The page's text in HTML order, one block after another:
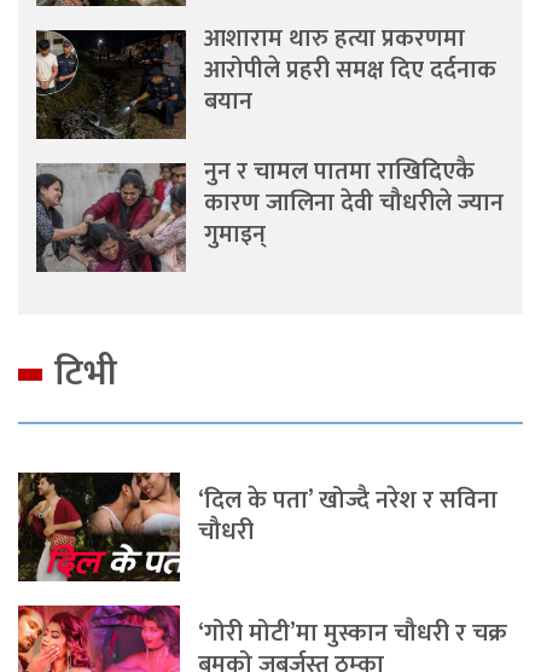
आशाराम थारु हत्या प्रकरणमा
आरोपीले प्रहरी समक्ष दिए दर्दनाक
बयान
नुन र चामल पातमा राखिदिएकै
कारण जालिना देवी चौधरीले ज्यान
गुमाइन्
टिभी
‘दिल के पता’ खोज्दै नरेश र सविना
चौधरी
‘गोरी मोटी’मा मुस्कान चौधरी र चक्र